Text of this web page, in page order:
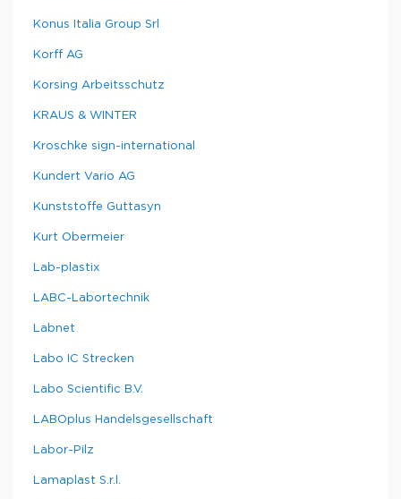
Konus Italia Group Srl
Korff AG
Korsing Arbeitsschutz
KRAUS & WINTER
Kroschke sign-international
Kundert Vario AG
Kunststoffe Guttasyn
Kurt Obermeier
Lab-plastix
LABC-Labortechnik
Labnet
Labo IC Strecken
Labo Scientific B.V.
LABOplus Handelsgesellschaft
Labor-Pilz
Lamaplast S.r.l.